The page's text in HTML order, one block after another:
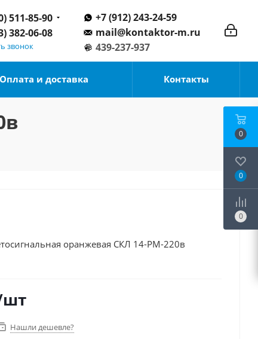
+7 (912) 243-24-59
mail@kontaktor-m.ru
439-237-937
511-85-90
382-06-08
звонок
Оплата и доставка Контакты
оранжевая СКЛ 14-РМ-220в
Нашли дешевле?
0
0
0